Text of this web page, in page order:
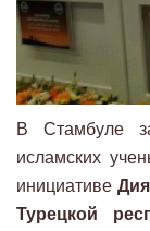
В Стамбуле
исламских
инициативе
Турецкой